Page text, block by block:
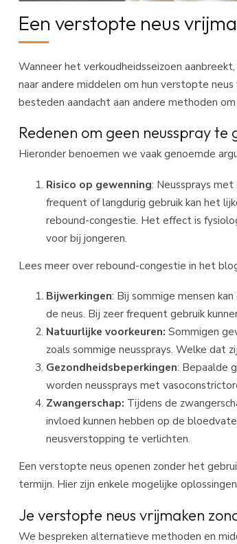
Een verstopte neus
Wanneer het verkoudheidsseizoen
naar andere middelen om hun verstopte
besteden aandacht aan andere methoden
Redenen om geen neusspray te
Hieronder benoemen we vaak genoemde
Risico op gewenning: Neussprays
frequent of langdurig gebruik kan het
rebound-congestie. Het effect is
voor bij jongeren.
Lees meer over rebound-congestie in het
Bijwerkingen: Bij sommige mensen
de neus. Bij zeer frequent gebruik
Natuurlijke voorkeuren: Sommigen
zoals sommige neussprays. Welke dat
Gezondheidsbeperkingen: Bepaalde
worden neussprays met
Zwangerschap: Tijdens de
invloed kunnen hebben op de
neusverstopping te verlichten.
Een verstopte neus openen zonder het
termijn. Hier zijn enkele mogelijke
Je verstopte neus vrijmaken
We bespreken alternatieve methoden en